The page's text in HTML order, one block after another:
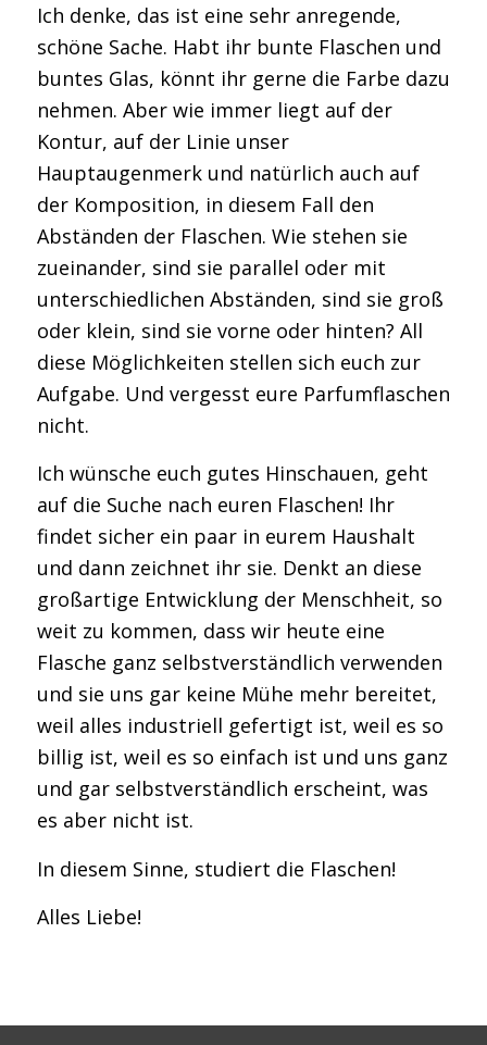
Ich denke, das ist eine sehr anregende,
schöne Sache. Habt ihr bunte Flaschen und
buntes Glas, könnt ihr gerne die Farbe dazu
nehmen. Aber wie immer liegt auf der
Kontur, auf der Linie unser
Hauptaugenmerk und natürlich auch auf
der Komposition, in diesem Fall den
Abständen der Flaschen. Wie stehen sie
zueinander, sind sie parallel oder mit
unterschiedlichen Abständen, sind sie groß
oder klein, sind sie vorne oder hinten? All
diese Möglichkeiten stellen sich euch zur
Aufgabe. Und vergesst eure Parfumflaschen
nicht.
Ich wünsche euch gutes Hinschauen, geht
auf die Suche nach euren Flaschen! Ihr
findet sicher ein paar in eurem Haushalt
und dann zeichnet ihr sie. Denkt an diese
großartige Entwicklung der Menschheit, so
weit zu kommen, dass wir heute eine
Flasche ganz selbstverständlich verwenden
und sie uns gar keine Mühe mehr bereitet,
weil alles industriell gefertigt ist, weil es so
billig ist, weil es so einfach ist und uns ganz
und gar selbstverständlich erscheint, was
es aber nicht ist.
In diesem Sinne, studiert die Flaschen!
Alles Liebe!